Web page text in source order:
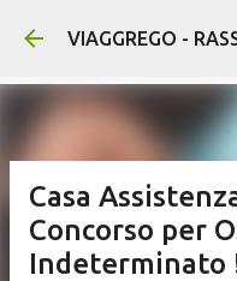
Passa ai
VIAGGREGO -
Casa
Concorso per
Indeterminato